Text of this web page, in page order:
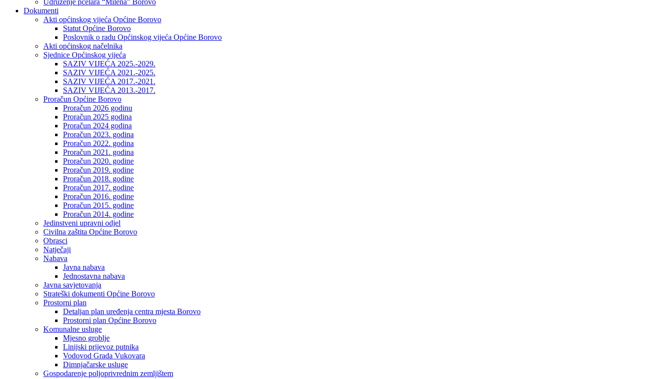
Udruženje pčelara “Milena” Borovo
Dokumenti
Akti općinskog vijeća Općine Borovo
Statut Općine Borovo
Poslovnik o radu Općinskog vijeća Općine Borovo
Akti općinskog načelnika
Sjednice Općinskog vijeća
SAZIV VIJEĆA 2025.-2029.
SAZIV VIJEĆA 2021.-2025.
SAZIV VIJEĆA 2017.-2021.
SAZIV VIJEĆA 2013.-2017.
Proračun Općine Borovo
Proračun 2026 godinu
Proračun 2025 godina
Proračun 2024 godina
Proračun 2023. godina
Proračun 2022. godina
Proračun 2021. godina
Proračun 2020. godine
Proračun 2019. godine
Proračun 2018. godine
Proračun 2017. godine
Proračun 2016. godine
Proračun 2015. godine
Proračun 2014. godine
Jedinstveni upravni odjel
Civilna zaštita Općine Borovo
Obrasci
Natječaji
Nabava
Javna nabava
Jednostavna nabava
Javna savjetovanja
Strateški dokumenti Općine Borovo
Prostorni plan
Detaljan plan uređenja centra mjesta Borovo
Prostorni plan Općine Borovo
Komunalne usluge
Mjesno groblje
Linijski prijevoz putnika
Vodovod Grada Vukovara
Dimnjačarske usluge
Gospodarenje poljoprivrednim zemljištem